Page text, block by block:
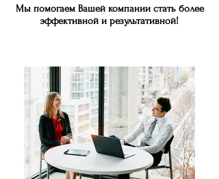
Мы помогаем Вашей компании стать более
эффективной и результативной!